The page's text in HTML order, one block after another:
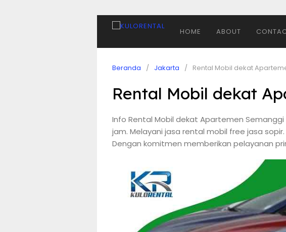
HOME ABOUT
Beranda Jakarta Rental Mobil dekat
Rental Mobil dekat
Info Rental Mobil dekat Apartemen
jam. Melayani jasa rental mobil free jasa
Dengan komitmen memberikan pelayanan